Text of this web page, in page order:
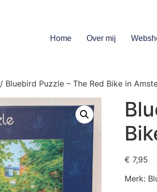
Home Over mij
/ Bluebird Puzzle – The Red Bike in
€ 7,95
Merk: